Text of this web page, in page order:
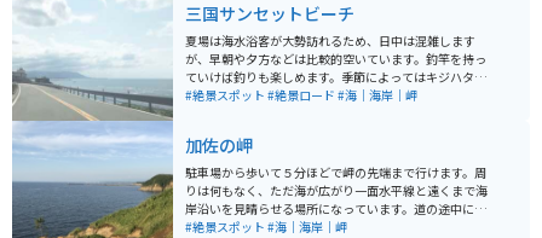
スメします。
三国サンセットビーチ
夏場は海水浴客が大勢訪れるため、日中は混雑します
が、早朝や夕方などは比較的空いています。釣竿を持っ
ていけば釣りも楽しめます。季節によってはキジハタ、
クロダイ、ホウボウなどの高級魚なども釣れます。 周辺
がらツーリングできます。最近ではイルカが近くまで寄
ってくる！と話題にもなりました。ただし、イルカに近
づくのは危険で実際に噛まれた人もいるので近づきすぎ
ないように注意してください。
#絶景スポット #絶景ロード #海｜海岸｜岬
加佐の岬
駐車場から歩いて５分ほどで岬の先端まで行けます。周
りは何もなく、ただ海が広がり一面水平線と遠くまで海
岸沿いを見晴らせる場所になっています。道の途中には
灯台があり、自然豊かな場所です。駐車場近くには喫茶
#絶景スポット #海｜海岸｜岬